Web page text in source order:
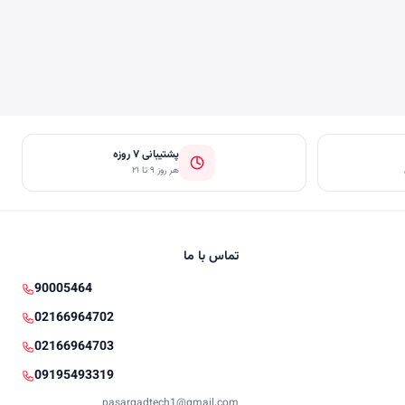
پشتیبانی ۷ روزه
هر روز ۹ تا ۲۱
تماس با ما
90005464
02166964702
02166964703
09195493319